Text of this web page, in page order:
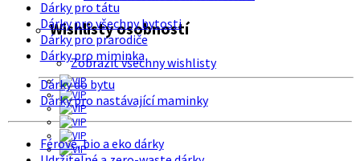
Wishlisty osobností
Zobrazit všechny wishlisty
Dárky pro tátu
Dárky pro všechny bytosti
Dárky pro prarodiče
Dárky pro miminka
Dárky do bytu
Dárky pro nastávající maminky
Férové, bio a eko dárky